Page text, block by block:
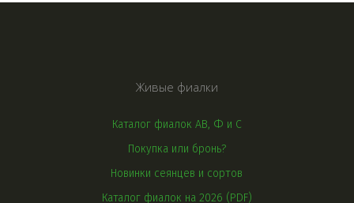
Живые фиалки
Каталог фиалок АВ, Ф и С
Покупка или бронь?
Новинки сеянцев и сортов
Каталог фиалок на 2026 (PDF)